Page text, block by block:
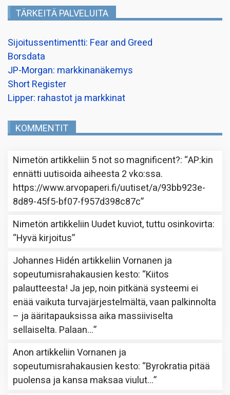
TÄRKEITÄ PALVELUITA
Sijoitussentimentti: Fear and Greed
Borsdata
JP-Morgan: markkinanäkemys
Short Register
Lipper: rahastot ja markkinat
KOMMENTIT
Nimetön artikkeliin 5 not so magnificent?: “AP:kin
ennätti uutisoida aiheesta 2 vko:ssa.
https://www.arvopaperi.fi/uutiset/a/93bb923e-
8d89-45f5-bf07-f957d398c87c”
Nimetön artikkeliin Uudet kuviot, tuttu osinkovirta:
“Hyvä kirjoitus”
Johannes Hidén artikkeliinVornanen ja
sopeutumisrahakausien kesto: “Kiitos
palautteesta! Ja jep, noin pitkänä systeemi ei
enää vaikuta turvajärjestelmältä, vaan palkinnolta
– ja ääritapauksissa aika massiiviselta
sellaiselta. Palaan…”
Anon artikkeliinVornanen ja
sopeutumisrahakausien kesto: “Byrokratia pitää
puolensa ja kansa maksaa viulut…”